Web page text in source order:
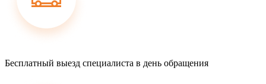
Бесплатный выезд специалиста в день обращения